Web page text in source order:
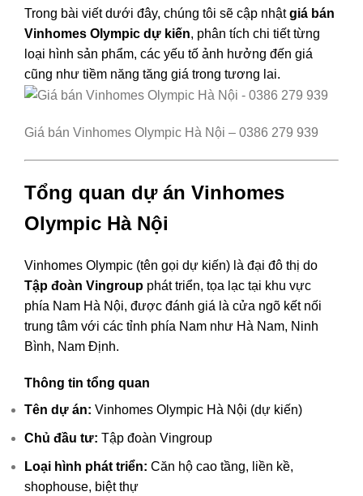
Trong bài viết dưới đây, chúng tôi sẽ cập nhậtgiá bán
Vinhomes Olympic dự kiến, phân tích chi tiết từng
loại hình sản phẩm, các yếu tố ảnh hưởng đến giá
cũng như tiềm năng tăng giá trong tương lai.
Giá bán Vinhomes Olympic Hà Nội – 0386 279 939
Tổng quan dự án Vinhomes
Olympic Hà Nội
Vinhomes Olympic (tên gọi dự kiến) là đại đô thị do
Tập đoàn Vingroup phát triển, tọa lạc tại khu vực
phía Nam Hà Nội, được đánh giá là cửa ngõ kết nối
trung tâm với các tỉnh phía Nam như Hà Nam, Ninh
Bình, Nam Định.
Thông tin tổng quan
Tên dự án: Vinhomes Olympic Hà Nội (dự kiến)
Chủ đầu tư: Tập đoàn Vingroup
Loại hình phát triển: Căn hộ cao tầng, liền kề,
shophouse, biệt thự